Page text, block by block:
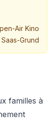
Air Kino
Grund
familles à